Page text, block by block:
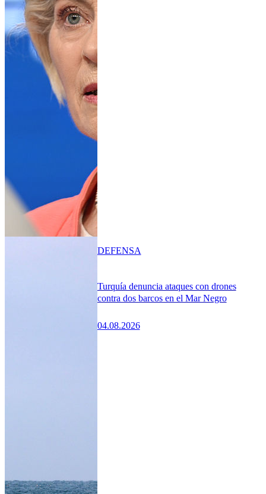
Turquía denuncia ataques con drones
contra dos barcos en el Mar Negro
04.08.2026
DEFENSA